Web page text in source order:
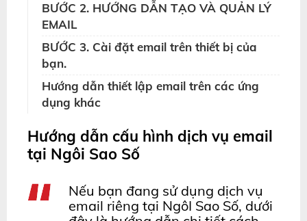
Hướng dẫn cấu hình dịch vụ email
tại Ngôi Sao Số
Nếu bạn đang sử dụng dịch vụ
email riêng tại NgôI Sao Số, dưới
BƯỚC 2. HƯỚNG DẪN TẠO VÀ QUẢN LÝ
EMAIL
BƯỚC 3. Cài đặt email trên thiết bị của
bạn.
Hướng dẫn thiết lập email trên các ứng
dụng khác